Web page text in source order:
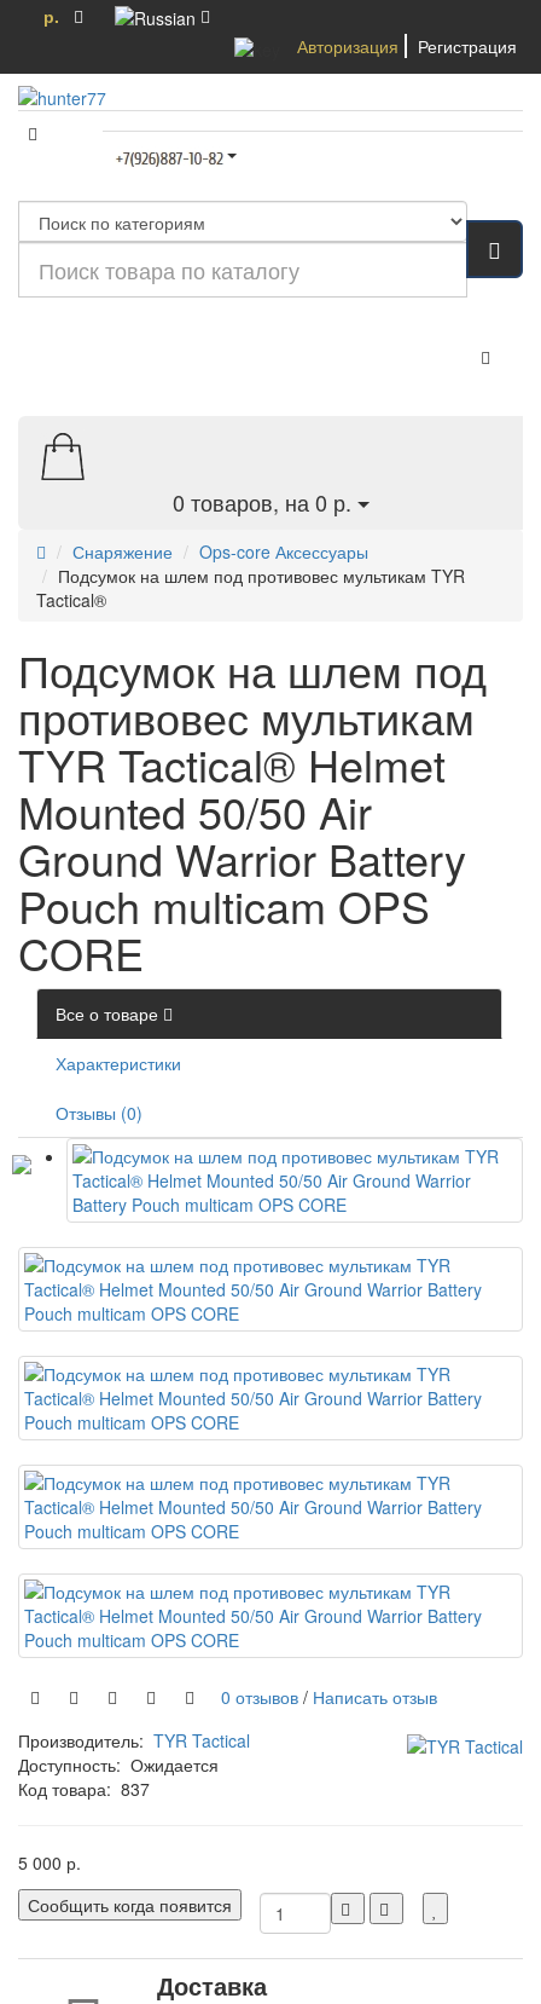
р.
Авторизация
Регистрация
0 товаров, на 0 р.
Снаряжение
Ops-core Аксессуары
Подсумок на шлем под противовес мультикам TYR
Tactical®
Подсумок на шлем под
противовес мультикам
TYR Tactical® Helmet
Mounted 50/50 Air
Ground Warrior Battery
Pouch multicam OPS
CORE
Все о товаре
Характеристики
Отзывы (0)
0 отзывов / Написать отзыв
Производитель: TYR Tactical
Доступность: Ожидается
Код товара: 837
5 000 р.
Сообщить когда появится
Доставка